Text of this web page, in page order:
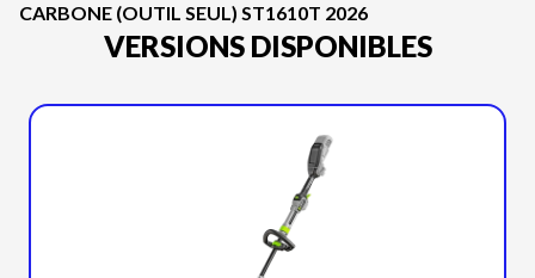
CARBONE (OUTIL SEUL) ST1610T 2026
VERSIONS DISPONIBLES